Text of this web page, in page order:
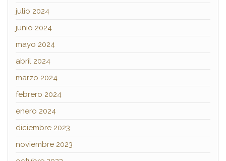
julio 2024
junio 2024
mayo 2024
abril 2024
marzo 2024
febrero 2024
enero 2024
diciembre 2023
noviembre 2023